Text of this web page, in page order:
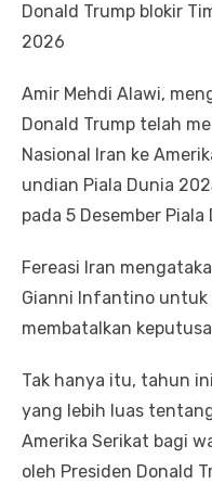
Donald Trump blokir
2026
Amir Mehdi Alawi,
Donald Trump telah
Nasional Iran ke
undian Piala Dunia
pada 5 Desember
Fereasi Iran
Gianni Infantino untuk
membatalkan
Tak hanya itu, tahun
yang lebih luas
Amerika Serikat bagi
oleh Presiden Donald